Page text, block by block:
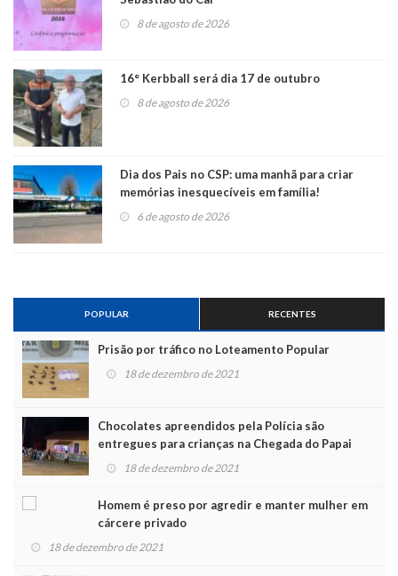
8 de agosto de 2026
16° Kerbball será dia 17 de outubro
8 de agosto de 2026
Dia dos Pais no CSP: uma manhã para criar
memórias inesquecíveis em família!
6 de agosto de 2026
POPULAR RECENTES
Prisão por tráfico no Loteamento Popular
18 de dezembro de 2021
Chocolates apreendidos pela Polícia são
entregues para crianças na Chegada do Papai
Noel 18 de dezembro de 2021
Homem é preso por agredir e manter mulher em
cárcere privado
18 de dezembro de 2021